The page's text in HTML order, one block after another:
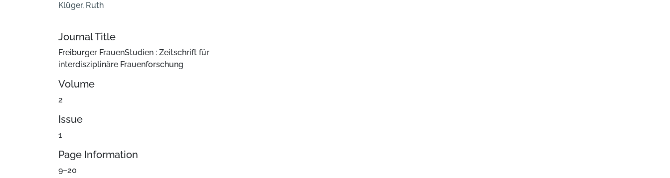
Klüger, Ruth
Journal Title
Freiburger FrauenStudien : Zeitschrift für
interdisziplinäre Frauenforschung
Volume
2
Issue
1
Page Information
9–20